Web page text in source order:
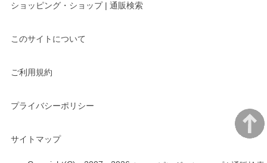
ショッピング・ショップ | 通販検索
このサイトについて
ご利用規約
プライバシーポリシー
サイトマップ